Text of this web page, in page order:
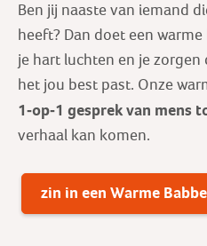
Ben jij naaste van iemand
heeft? Dan doet een
je hart luchten en je zorgen
het jou best past. Onze
1-op-1 gesprek van mens
verhaal kan komen.
zin in een Warme